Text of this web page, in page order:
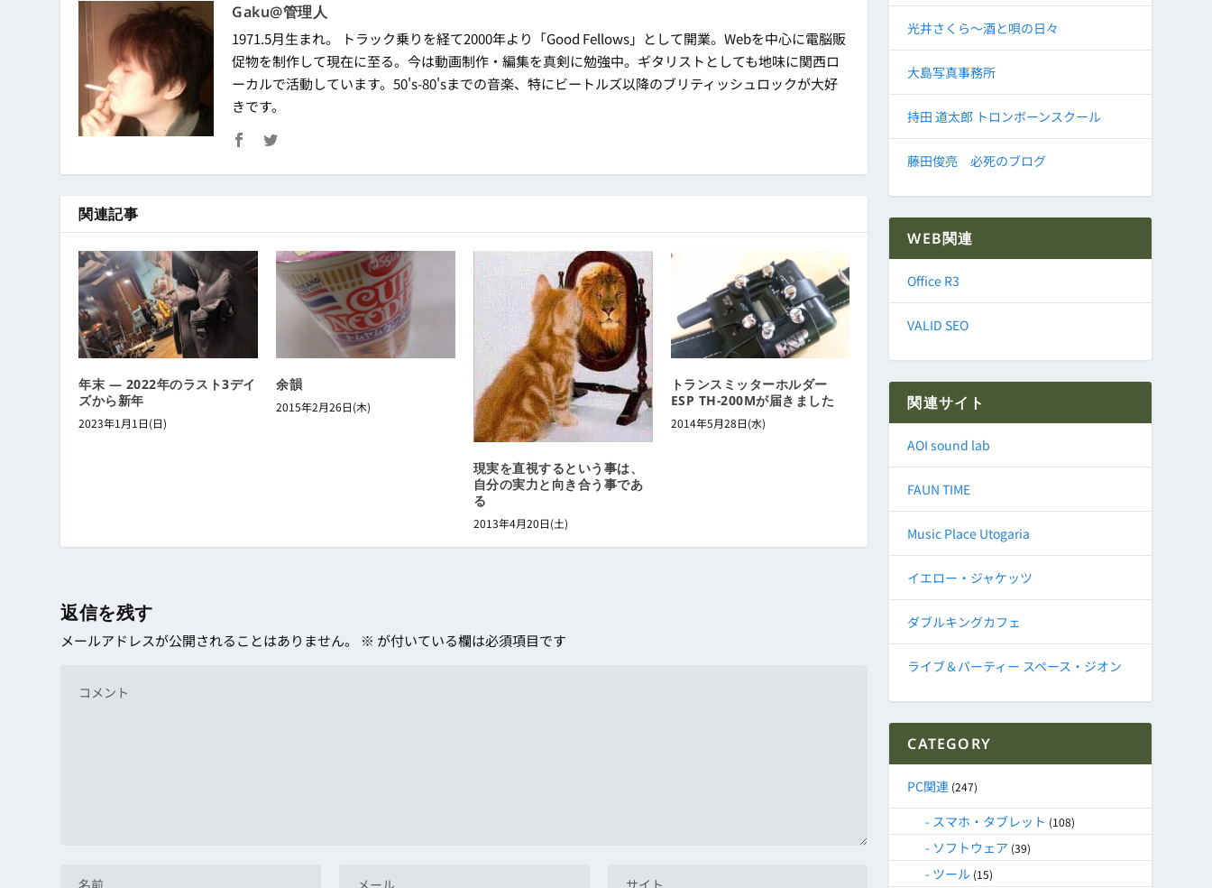
Gaku@管理人
1971.5月生まれ。 トラック乗りを経て2000年より「Good Fellows」として開業。Webを中心に電脳販
促物を制作して現在に至る。今は動画制作・編集を真剣に勉強中。ギタリストとしても地味に関西ロ
ーカルで活動しています。50's-80'sまでの音楽、特にビートルズ以降のブリティッシュロックが大好
きです。
関連記事
年末 ― 2022年のラスト3デイ
ズから新年
2023年1月1日(日)
余韻
2015年2月26日(木)
現実を直視するという事は、
自分の実力と向き合う事であ
る
2013年4月20日(土)
トランスミッターホルダー
ESP TH-200Mが届きました
2014年5月28日(水)
返信を残す
メールアドレスが公開されることはありません。 ※ が付いている欄は必須項目です
光井さくら～酒と唄の日々
大島写真事務所
持田 道太郎 トロンボーンスクール
藤田俊亮 必死のブログ
WEB関連
Office R3
VALID SEO
関連サイト
AOI sound lab
FAUN TIME
Music Place Utogaria
イエロー・ジャケッツ
ダブルキングカフェ
ライブ＆パーティー スペース・ジオン
CATEGORY
PC関連 (247)
スマホ・タブレット (108)
ソフトウェア (39)
ツール (15)